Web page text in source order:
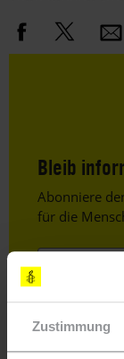
Zustimmung
Bleib
Header
Text
Abonniere
für die
Vorname
E-